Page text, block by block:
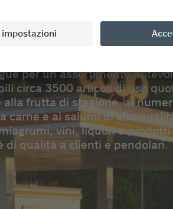
per un assortimento
circa 3500 articoli di uso
frutta di stagione, ai
e ai salumi di alta
vini, liquori e
di qualità a clienti e pendolari.